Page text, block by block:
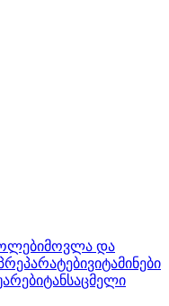
მოვლა და
ვიტამინები
ტანსაცმელი